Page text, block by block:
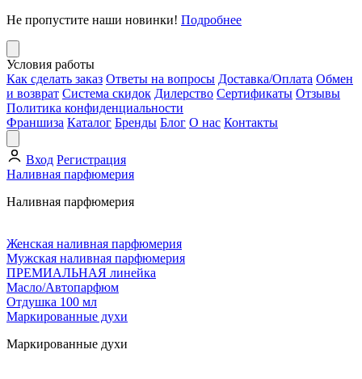
Не пропустите наши новинки! Подробнее
Условия работы
Как сделать заказ Ответы на вопросы Доставка/Оплата Обмен
и возврат Система скидок Дилерство Сертификаты Отзывы
Политика конфиденциальности
Франшиза Каталог Бренды Блог О нас Контакты
Вход Регистрация
Наливная парфюмерия
Наливная парфюмерия
Женская наливная парфюмерия
Мужская наливная парфюмерия
ПРЕМИАЛЬНАЯ линейка
Масло/Автопарфюм
Отдушка 100 мл
Маркированные духи
Маркированные духи